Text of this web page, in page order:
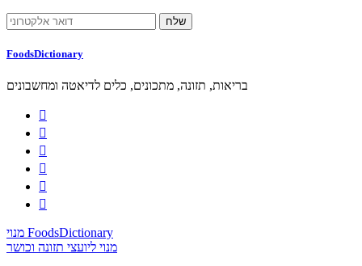
FoodsDictionary
בריאות, תזונה, מתכונים, כלים לדיאטה ומחשבונים






מנוי FoodsDictionary
מנוי ליועצי תזונה וכושר